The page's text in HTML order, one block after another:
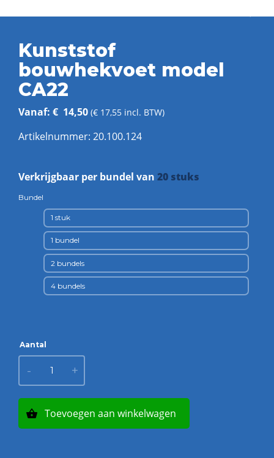
Kunststof
bouwhekvoet model
CA22
Vanaf: € 14,50 (€ 17,55 incl. BTW)
Verkrijgbaar per bundel van 20 stuks
Bundel
1 stuk
1 bundel
2 bundels
4 bundels
-
Kunststof
bouwhekvoet
aantal
+
Toevoegen aan winkelwagen
Artikelnummer: 20.100.124